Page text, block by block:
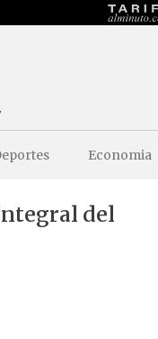
Economia
del